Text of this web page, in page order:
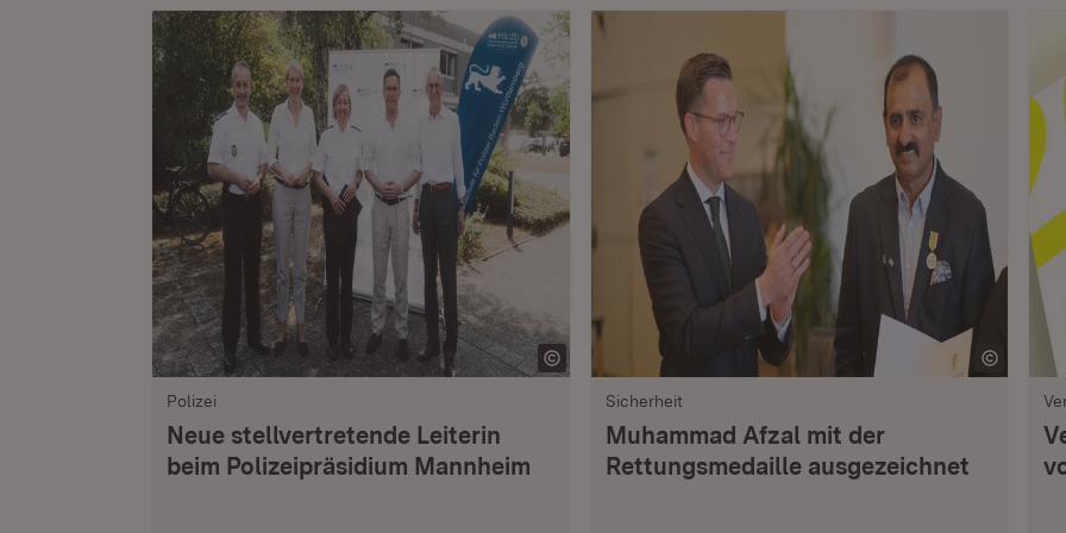
Polizei
Neue stellvertretende Leiterin
beim Polizeipräsidium Mannheim
Sicherheit
Muhammad Afzal mit der
Rettungsmedaille ausgezeichnet